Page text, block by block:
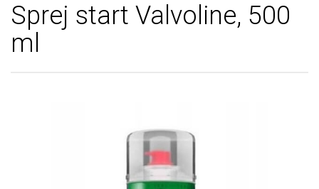
Sprej start Valvoline, 500
ml